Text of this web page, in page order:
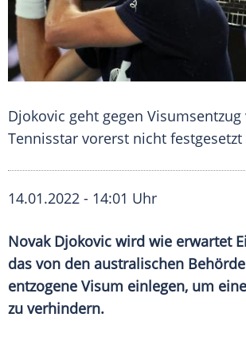
Djokovic geht gegen Visumsentzug
Tennisstar vorerst nicht festgesetzt
14.01.2022 - 14:01 Uhr
Novak Djokovic wird wie erwartet
das von den australischen
entzogene Visum einlegen, um eine
zu verhindern.